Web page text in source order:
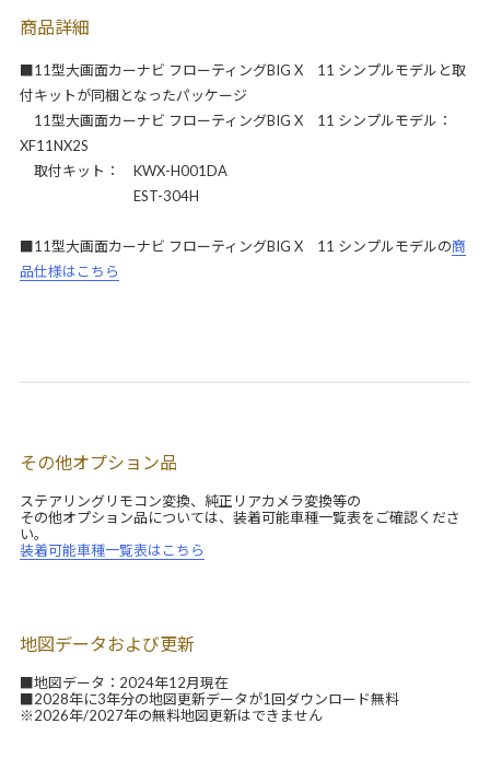
商品詳細
■11型大画面カーナビ フローティングBIG X 11 シンプルモデルと取
付キットが同梱となったパッケージ
11型大画面カーナビ フローティングBIG X 11 シンプルモデル：
XF11NX2S
取付キット： KWX-H001DA
EST-304H
■11型大画面カーナビ フローティングBIG X 11 シンプルモデルの商
品仕様はこちら
その他オプション品
ステアリングリモコン変換、純正リアカメラ変換等の
その他オプション品については、装着可能車種一覧表をご確認くださ
い。
装着可能車種一覧表はこちら
地図データおよび更新
■地図データ：2024年12月現在
■2028年に3年分の地図更新データが1回ダウンロード無料
※2026年/2027年の無料地図更新はできません